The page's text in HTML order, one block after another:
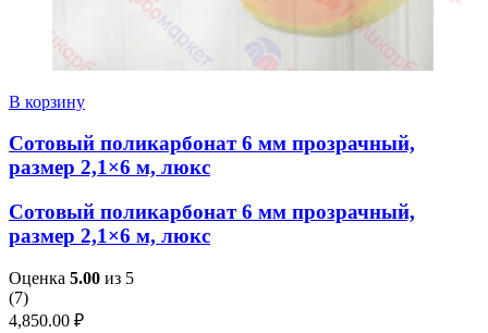
В корзину
Сотовый поликарбонат 6 мм прозрачный,
размер 2,1×6 м, люкс
Сотовый поликарбонат 6 мм прозрачный,
размер 2,1×6 м, люкс
Оценка 5.00 из 5
(7)
4,850.00 ₽